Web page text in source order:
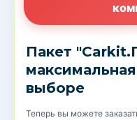
Пакет
выборе
Теперь вы можете